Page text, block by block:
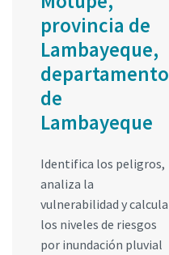
provincia de
Lambayeque,
departamento
de
Lambayeque
Identifica los peligros,
analiza la
vulnerabilidad y calcula
los niveles de riesgos
por inundación pluvial